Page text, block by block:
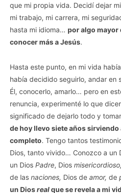
que mi propia vida. Decidí dejar
mi trabajo, mi carrera, mi
hasta mi idioma… por algo mayor
conocer más a Jesús.
Hasta este punto, en mi vida
había decidido seguirlo, andar en
Él, conocerlo, amarlo… pero en
renuncia, experimenté lo que
significado de dejarlo todo y
de hoy llevo siete años sirviendo
completo. Tengo tantos
Dios, tanto vivido… Conozco a un
un Dios Padre, Dios misericordioso,
de las naciones, Dios de amor, de
un Diosrealque se revela a mi